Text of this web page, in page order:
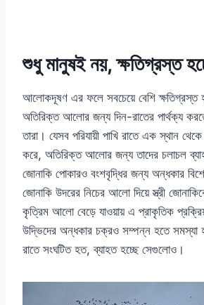
শুধু মানুষই নয়, ক্ষতিগ্রস্ত
আলোকদূষণ এর ফলে সবচেয়ে বেশি ক্ষতিগ্রস্ত
অতিরিক্ত আলোর জন্য দিন-রাতের পার্থক্য
তারা। যেসব পরিযায়ী পাখি রাতে এক স্থান
করে, অতিরিক্ত আলোর জন্য তাদের চলাচল
জোনাকি পোকারও বংশবৃদ্ধির জন্য অন্ধকার
জোনাকি উদরের নিচের আলো দিয়ে স্ত্রী
কৃত্রিম আলো বেড়ে যাওয়ায় এ প্রাকৃতিক
উদ্ভিদের অন্ধকার চক্রও সম্পন্ন হতে সমস্যা
রাতে সংঘটিত হত, ব্যাহত হচ্ছে সেগুলোও।